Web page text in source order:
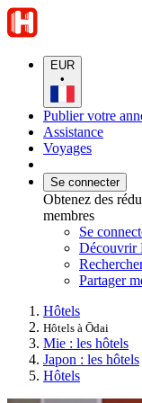
EUR
•
Publier votre
Assistance
Voyages
Se connecter
Obtenez des
membres
Se
Découvrir
Partager
Hôtels
Hôtels à Ōdai
Mie : les hôtels
Japon : les hôtels
Hôtels